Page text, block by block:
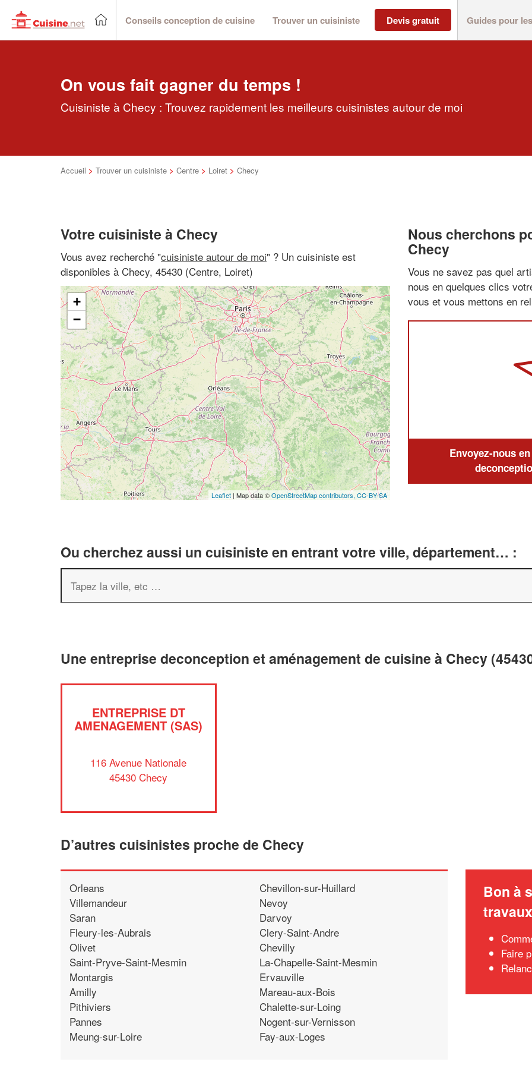
Conseils conception de cuisine Trouver un cuisiniste Devis gratuit Guides pour
On vous fait gagner du temps !
Cuisiniste à Checy : Trouvez rapidement les meilleurs cuisinistes autour de moi
Accueil > Trouver un cuisiniste > Centre > Loiret > Checy
Votre cuisiniste à Checy
Vous avez recherché "cuisiniste autour de moi" ? Un cuisiniste est
disponibles à Checy, 45430 (Centre, Loiret)
+
−
Leaflet | Map data ©OpenStreetMap contributors, CC-BY-SA
Nous cherchons
Checy
Vous ne savez pas quel
nous en quelques clics
vous et vous mettons en
Envoyez-nous
Ou cherchez aussi un cuisiniste en entrant votre ville, département… :
Une entreprise deconception et aménagement de cuisine à Checy
ENTREPRISE DT
AMENAGEMENT (SAS)
116 Avenue Nationale
45430 Checy
D’autres cuisinistes proche de Checy
Orleans
Villemandeur
Saran
Fleury-les-Aubrais
Olivet
Saint-Pryve-Saint-Mesmin
Montargis
Amilly
Pithiviers
Pannes
Meung-sur-Loire
Chevillon-sur-Huillard
Nevoy
Darvoy
Clery-Saint-Andre
Chevilly
La-Chapelle-Saint-Mesmin
Ervauville
Mareau-aux-Bois
Chalette-sur-Loing
Nogent-sur-Vernisson
Fay-aux-Loges
Bon à
travaux
Faire